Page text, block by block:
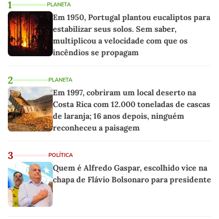
1 PLANETA
Em 1950, Portugal plantou eucaliptos para
estabilizar seus solos. Sem saber,
multiplicou a velocidade com que os
incêndios se propagam
2 PLANETA
Em 1997, cobriram um local deserto na
Costa Rica com 12.000 toneladas de cascas
de laranja; 16 anos depois, ninguém
reconheceu a paisagem
3 POLÍTICA
Quem é Alfredo Gaspar, escolhido vice na
chapa de Flávio Bolsonaro para presidente